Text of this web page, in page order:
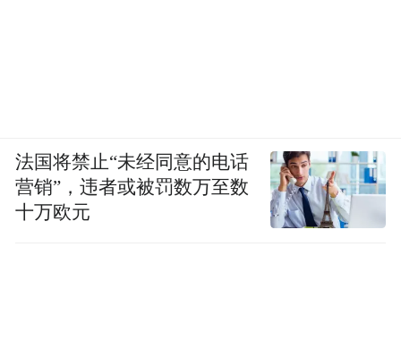
法国将禁止“未经同意的电话
营销”，违者或被罚数万至数
十万欧元